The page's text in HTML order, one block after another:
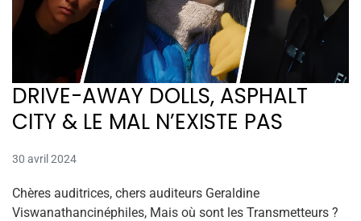
DRIVE-AWAY DOLLS, ASPHALT
CITY & LE MAL N’EXISTE PAS
30 avril 2024
Chères auditrices, chers auditeurs Geraldine
Viswanathancinéphiles, Mais où sont les Transmetteurs ?